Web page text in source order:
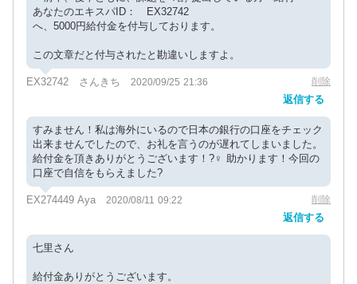
あなたのエキスパID： EX32742
へ、5000円給付金を付与しております。
この文章だと付与されたと勘違いしますよ。
EX32742 さんきち 2020/09/25 21:36 削除
返信する
すみません！私は海外にいるので日本の銀行の口座をチェック
出来ませんでしたので、お礼を言うのが遅れてしまいました。
給付金を頂きありがとうございます！?‍♀️ 助かります！今回の
口座で自信をもらえました?
EX274449 Aya 2020/08/11 09:22 削除
返信する
七里さん
給付金ありがとうございます。